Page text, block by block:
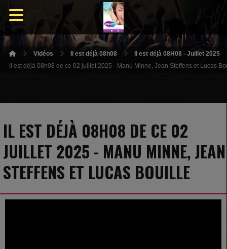
Vidéos Il est déjà 08h08
Il est déjà 08H08 - Juillet 2025
Il est déjà 08h08 de ce 02 juillet 2025 - Manu Minne, Jean Steffens et Lucas
IL EST DÉJÀ 08H08 DE CE 02
JUILLET 2025 - MANU MINNE, JEAN
STEFFENS ET LUCAS BOUILLE